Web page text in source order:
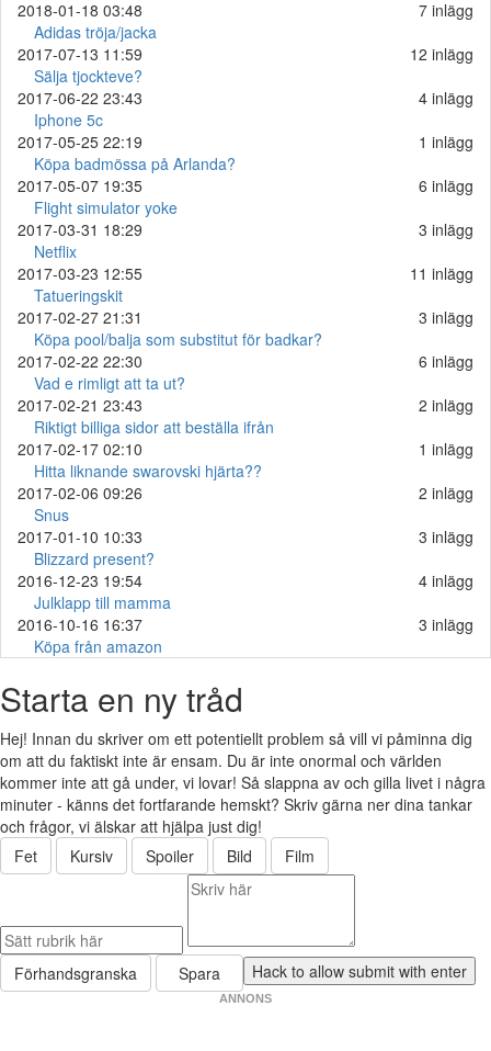
7 inlägg
2018-01-18 03:48
Adidas tröja/jacka
12 inlägg
2017-07-13 11:59
Sälja tjockteve?
4 inlägg
2017-06-22 23:43
Iphone 5c
1 inlägg
2017-05-25 22:19
Köpa badmössa på Arlanda?
6 inlägg
2017-05-07 19:35
Flight simulator yoke
3 inlägg
2017-03-31 18:29
Netflix
11 inlägg
2017-03-23 12:55
Tatueringskit
3 inlägg
2017-02-27 21:31
Köpa pool/balja som substitut för badkar?
6 inlägg
2017-02-22 22:30
Vad e rimligt att ta ut?
2 inlägg
2017-02-21 23:43
Riktigt billiga sidor att beställa ifrån
1 inlägg
2017-02-17 02:10
Hitta liknande swarovski hjärta??
2 inlägg
2017-02-06 09:26
Snus
3 inlägg
2017-01-10 10:33
Blizzard present?
4 inlägg
2016-12-23 19:54
Julklapp till mamma
3 inlägg
2016-10-16 16:37
Köpa från amazon
Starta en ny tråd
Hej! Innan du skriver om ett potentiellt problem så vill vi påminna dig
om att du faktiskt inte är ensam. Du är inte onormal och världen
kommer inte att gå under, vi lovar! Så slappna av och gilla livet i några
minuter - känns det fortfarande hemskt? Skriv gärna ner dina tankar
och frågor, vi älskar att hjälpa just dig!
Fet
Kursiv Spoiler Bild Film
Förhandsgranska Spara
ANNONS